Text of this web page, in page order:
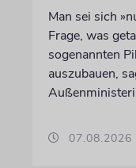
Man sei sich
Frage, was
sogenannten
auszubauen,
07.08.2026